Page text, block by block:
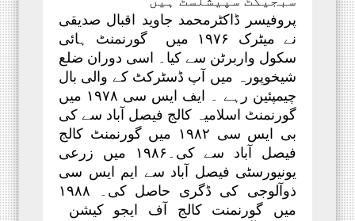
پروفیسر ڈاکٹرمحمد جاوید اقبال صدیقی
نے میٹرک ۱۹۷۶ میں گورنمنٹ ہائی
سکول واربرٹن سے کیا۔ اسی دوران ضلع
شیخوپورہ میں آپ ڈسٹرکٹ کے والی بال
چیمپئین رہے ۔ ایف ایس سی ۱۹۷۸ میں
گورنمنٹ اسلامیہ کالج فیصل آباد سے کی
بی ایس سی ۱۹۸۲ میں گورنمنٹ کالج
فیصل آباد سے کی۔۱۹۸۶ میں زرعی
یونیورسٹی فیصل آباد سے ایم ایس سی
ذوآلوجی کی ڈگری حاصل کی۔ ۱۹۸۸
میں گورنمنت کالج آف ایجو کیشن